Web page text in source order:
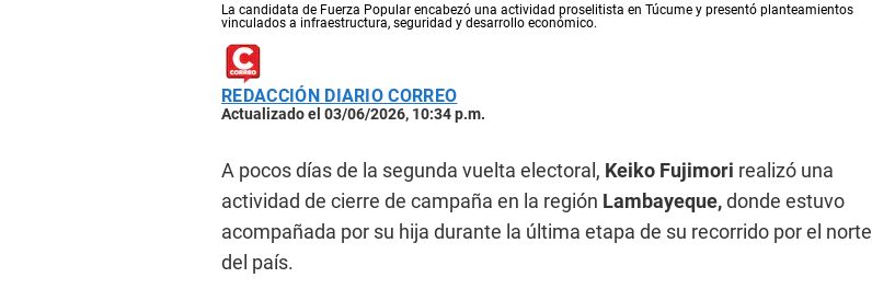
La candidata de Fuerza Popular encabezó una actividad proselitista en Túcume y presentó planteamientos
vinculados a infraestructura, seguridad y desarrollo económico.
REDACCIÓN DIARIO CORREO
Actualizado el 03/06/2026, 10:34 p.m.
A pocos días de la segunda vuelta electoral, Keiko Fujimori realizó una
actividad de cierre de campaña en la región Lambayeque,donde estuvo
acompañada por su hija durante la última etapa de su recorrido por el norte
del país.